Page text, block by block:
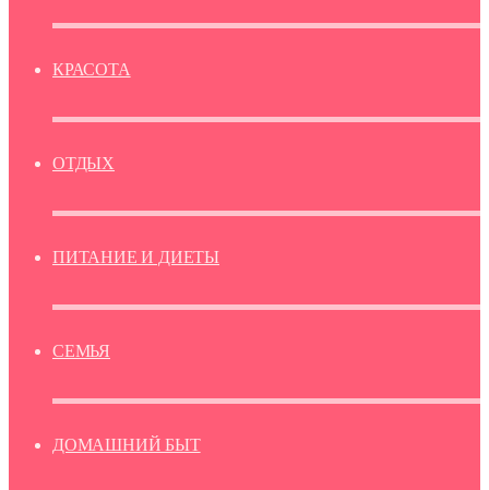
КРАСОТА
ОТДЫХ
ПИТАНИЕ И ДИЕТЫ
СЕМЬЯ
ДОМАШНИЙ БЫТ